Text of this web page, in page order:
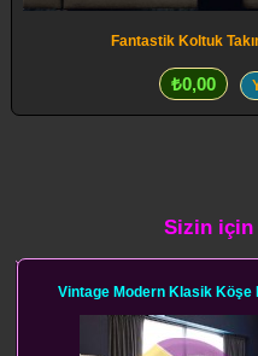
Fantastik Koltuk
₺0,00
Sizin
Vintage Modern Klasik Köşe